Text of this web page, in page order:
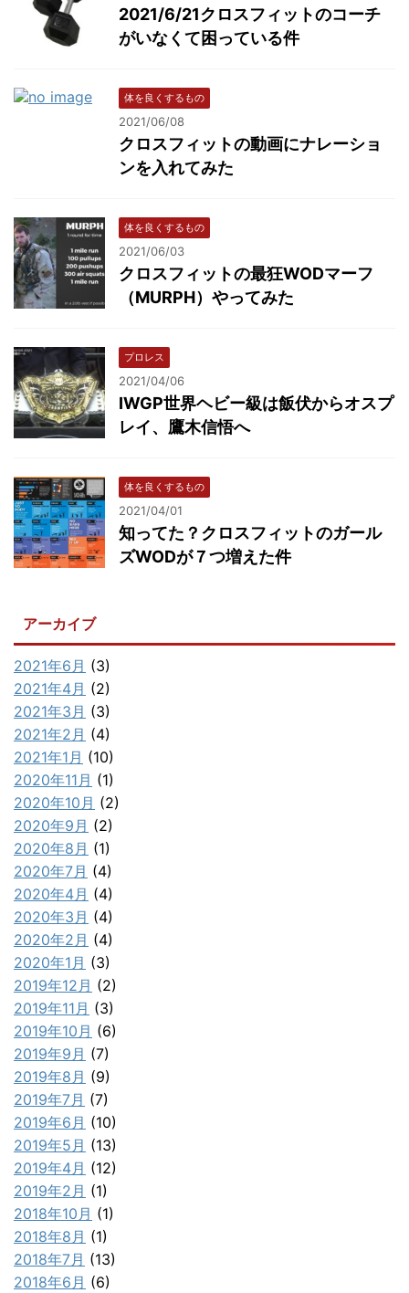
2021/6/21クロスフィットのコーチ
がいなくて困っている件
体を良くするもの
2021/06/08
クロスフィットの動画にナレーショ
ンを入れてみた
体を良くするもの
2021/06/03
クロスフィットの最狂WODマーフ
（MURPH）やってみた
プロレス
2021/04/06
IWGP世界ヘビー級は飯伏からオスプ
レイ、鷹木信悟へ
体を良くするもの
2021/04/01
知ってた？クロスフィットのガール
ズWODが７つ増えた件
アーカイブ
2021年6月 (3)
2021年4月 (2)
2021年3月 (3)
2021年2月 (4)
2021年1月 (10)
2020年11月 (1)
2020年10月 (2)
2020年9月 (2)
2020年8月 (1)
2020年7月 (4)
2020年4月 (4)
2020年3月 (4)
2020年2月 (4)
2020年1月 (3)
2019年12月 (2)
2019年11月 (3)
2019年10月 (6)
2019年9月 (7)
2019年8月 (9)
2019年7月 (7)
2019年6月 (10)
2019年5月 (13)
2019年4月 (12)
2019年2月 (1)
2018年10月 (1)
2018年8月 (1)
2018年7月 (13)
2018年6月 (6)